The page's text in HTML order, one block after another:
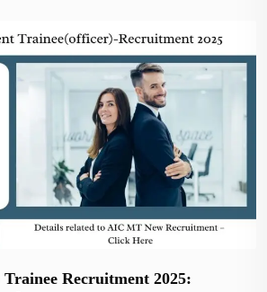
Recruitment 2025: